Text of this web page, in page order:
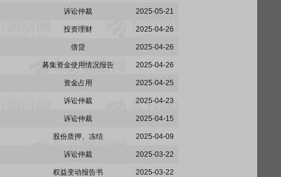
诉讼仲裁 2025-05-21
投资理财 2025-04-26
借贷 2025-04-26
募集资金使用情况报告 2025-04-26
资金占用 2025-04-25
诉讼仲裁 2025-04-23
诉讼仲裁 2025-04-15
股份质押、冻结 2025-04-09
诉讼仲裁 2025-03-22
权益变动报告书 2025-03-22